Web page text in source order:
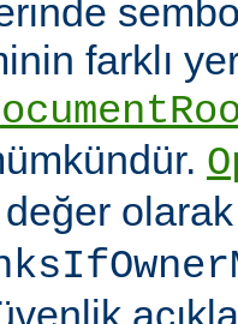
farklı